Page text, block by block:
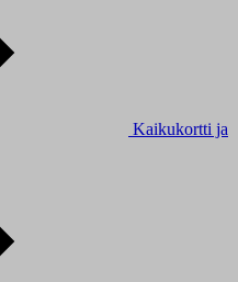
Kaikukortti ja